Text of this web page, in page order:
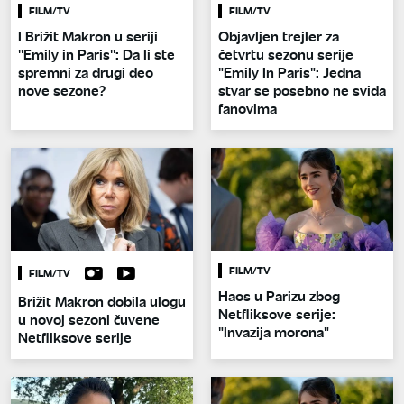
FILM/TV
I Brižit Makron u seriji
''Emily in Paris'': Da li ste
spremni za drugi deo
nove sezone?
FILM/TV
Objavljen trejler za
četvrtu sezonu serije
"Emily In Paris": Jedna
stvar se posebno ne sviđa
fanovima
FILM/TV
Brižit Makron dobila ulogu
u novoj sezoni čuvene
Netfliksove serije
FILM/TV
Haos u Parizu zbog
Netfliksove serije:
"Invazija morona"